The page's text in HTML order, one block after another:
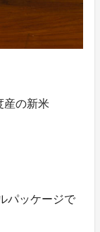
の新米
パッケージで